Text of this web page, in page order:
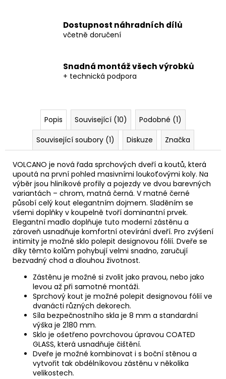
Dostupnost náhradních dílů
včetně doručení
Snadná montáž všech výrobků
+ technická podpora
Popis Související (10)
Podobné (1)
Související soubory (1)
Diskuze Značka
VOLCANO je nová řada sprchových dveří a koutů, která
upoutá na první pohled masivními loukoťovými koly. Na
výběr jsou hliníkové profily a pojezdy ve dvou barevných
variantách – chrom, matná černá. V matné černé
působí celý kout elegantním dojmem. Sladěním se
všemi doplňky v koupelně tvoří dominantní prvek.
Elegantní madlo doplňuje tuto moderní zástěnu a
zároveň usnadňuje komfortní otevírání dveří. Pro zvýšení
intimity je možné sklo polepit designovou fólií. Dveře se
díky těmto kolům pohybují velmi snadno, zaručují
bezvadný chod a dlouhou životnost.
Zástěnu je možné si zvolit jako pravou, nebo jako
levou až při samotné montáži.
Sprchový kout je možné polepit designovou fólií ve
dvanácti různých dekorech.
Síla bezpečnostního skla je 8 mm a standardní
výška je 2180 mm.
Sklo je ošetřeno povrchovou úpravou COATED
GLASS, která usnadňuje čištění.
Dveře je možné kombinovat i s boční stěnou a
vytvořit tak obdélníkovou zástěnu v několika
velikostech.